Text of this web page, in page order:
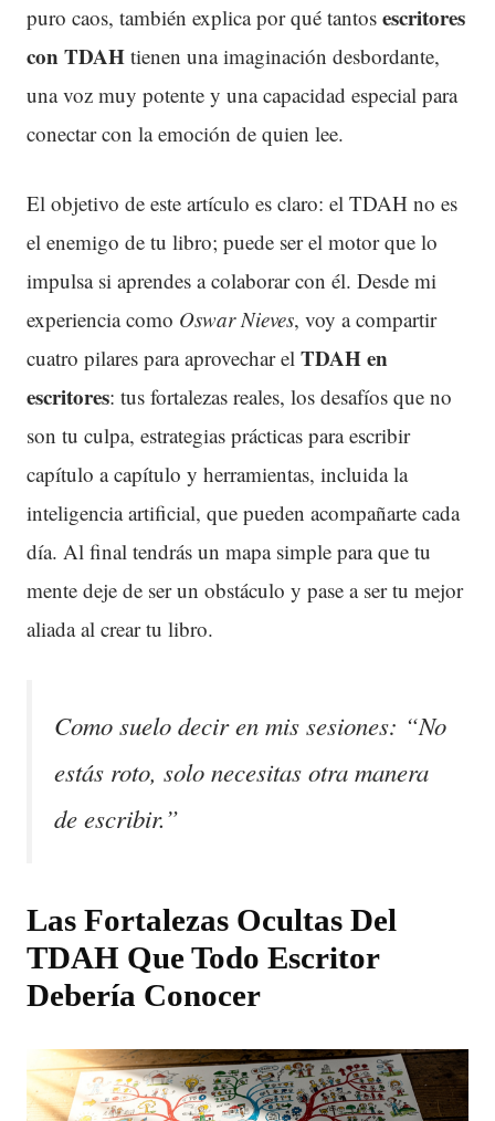
puro caos, también explica por qué tantos escritores
con TDAH tienen una imaginación desbordante,
una voz muy potente y una capacidad especial para
conectar con la emoción de quien lee.
El objetivo de este artículo es claro: el TDAH no es
el enemigo de tu libro; puede ser el motor que lo
impulsa si aprendes a colaborar con él. Desde mi
experiencia como Oswar Nieves, voy a compartir
cuatro pilares para aprovechar el TDAH en
escritores: tus fortalezas reales, los desafíos que no
son tu culpa, estrategias prácticas para escribir
capítulo a capítulo y herramientas, incluida la
inteligencia artificial, que pueden acompañarte cada
día. Al final tendrás un mapa simple para que tu
mente deje de ser un obstáculo y pase a ser tu mejor
aliada al crear tu libro.
Como suelo decir en mis sesiones: “No
estás roto, solo necesitas otra manera
de escribir.”
Las Fortalezas Ocultas Del
TDAH Que Todo Escritor
Debería Conocer